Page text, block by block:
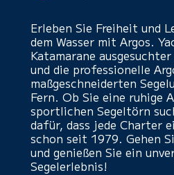
Erleben Sie Freiheit und
dem Wasser mit Argos.
Katamarane
und die professionelle
maßgeschneiderten
Fern. Ob Sie eine ruhige
sportlichen Segeltörn
dafür, dass jede Charter
schon seit 1979. Gehen
und genießen Sie ein
Segelerlebnis!